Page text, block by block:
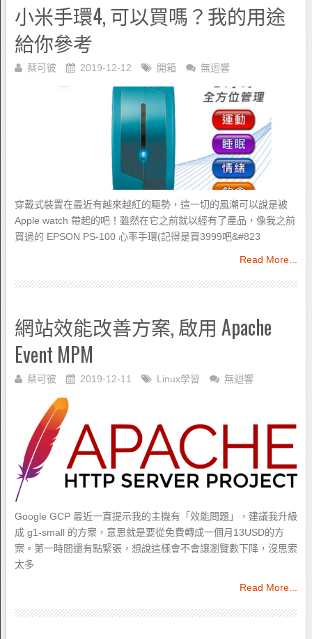
小米手環4, 可以買嗎？我的用途
給你參考
蔡可彼 2019-12-12 開箱 無迴響
穿戴式裝置在最近有越來越紅的驅勢，這一切的風潮可以說是被
Apple watch 帶起的吧！雖然在它之前就以經有了產品，像我之前
買過的 EPSON PS-100 心率手環(記得是買3999吧&#823
Read More...
網站效能改善方案, 啟用 Apache
Event MPM
蔡可彼 2019-12-11 Linux學習 無迴響
Google GCP 最近一直提示我的主機有「效能問題」，建議我升級
成 g1-small 的方案，意思就是要從免費轉成一個月13USD的方
案。第一時間還有點緊張，想說這樣會不會讓瀏覽數下降，沒思索
太多
Read More...